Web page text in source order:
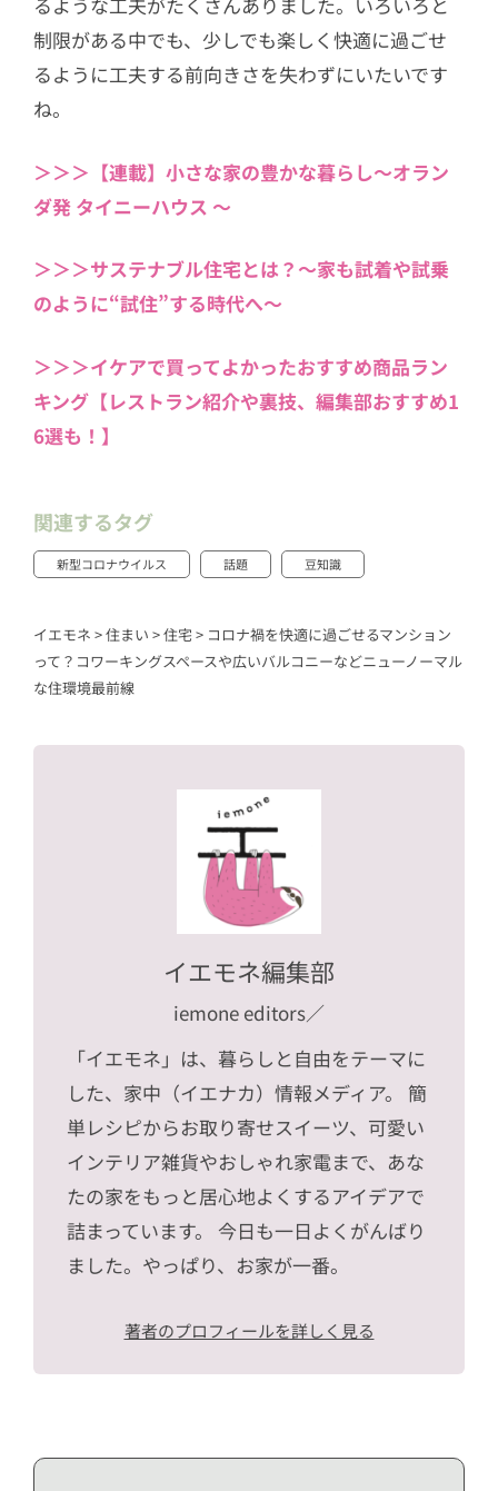
制限がある中でも、少しでも楽しく快適に過ごせ
るように工夫する前向きさを失わずにいたいです
ね。
＞＞＞【連載】小さな家の豊かな暮らし〜オラン
ダ発 タイニーハウス 〜
＞＞＞サステナブル住宅とは？〜家も試着や試乗
のように“試住”する時代へ〜
＞＞＞イケアで買ってよかったおすすめ商品ラン
キング【レストラン紹介や裏技、編集部おすすめ1
6選も！】
関連するタグ
新型コロナウイルス 話題 豆知識
イエモネ >住まい >住宅 > コロナ禍を快適に過ごせるマンション
って？コワーキングスペースや広いバルコニーなどニューノーマル
な住環境最前線
イエモネ編集部
iemone editors／
「イエモネ」は、暮らしと自由をテーマに
した、家中（イエナカ）情報メディア。 簡
単レシピからお取り寄せスイーツ、可愛い
インテリア雑貨やおしゃれ家電まで、あな
たの家をもっと居心地よくするアイデアで
詰まっています。 今日も一日よくがんばり
ました。やっぱり、お家が一番。
著者のプロフィールを詳しく見る